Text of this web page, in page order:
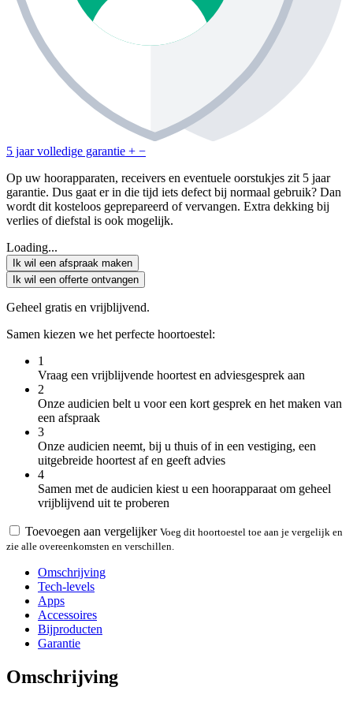
5 jaar volledige garantie + −
Op uw hoorapparaten, receivers en eventuele oorstukjes zit 5 jaar
garantie. Dus gaat er in die tijd iets defect bij normaal gebruik? Dan
wordt dit kosteloos geprepareerd of vervangen. Extra dekking bij
verlies of diefstal is ook mogelijk.
Loading...
Ik wil een afspraak maken
Ik wil een offerte ontvangen
Geheel gratis en vrijblijvend.
Samen kiezen we het perfecte hoortoestel:
1
Vraag een vrijblijvende hoortest en adviesgesprek aan
2
Onze audicien belt u voor een kort gesprek en het maken van
een afspraak
3
Onze audicien neemt, bij u thuis of in een vestiging, een
uitgebreide hoortest af en geeft advies
4
Samen met de audicien kiest u een hoorapparaat om geheel
vrijblijvend uit te proberen
Toevoegen aan vergelijker Voeg dit hoortoestel toe aan je vergelijk en
zie alle overeenkomsten en verschillen.
Omschrijving
Tech-levels
Apps
Accessoires
Bijproducten
Garantie
Omschrijving